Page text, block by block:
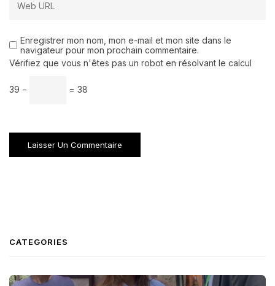
Enregistrer mon nom, mon e-mail et mon site dans le
navigateur pour mon prochain commentaire.
Vérifiez que vous n'êtes pas un robot en résolvant le calcul
39 − = 38
CATEGORIES